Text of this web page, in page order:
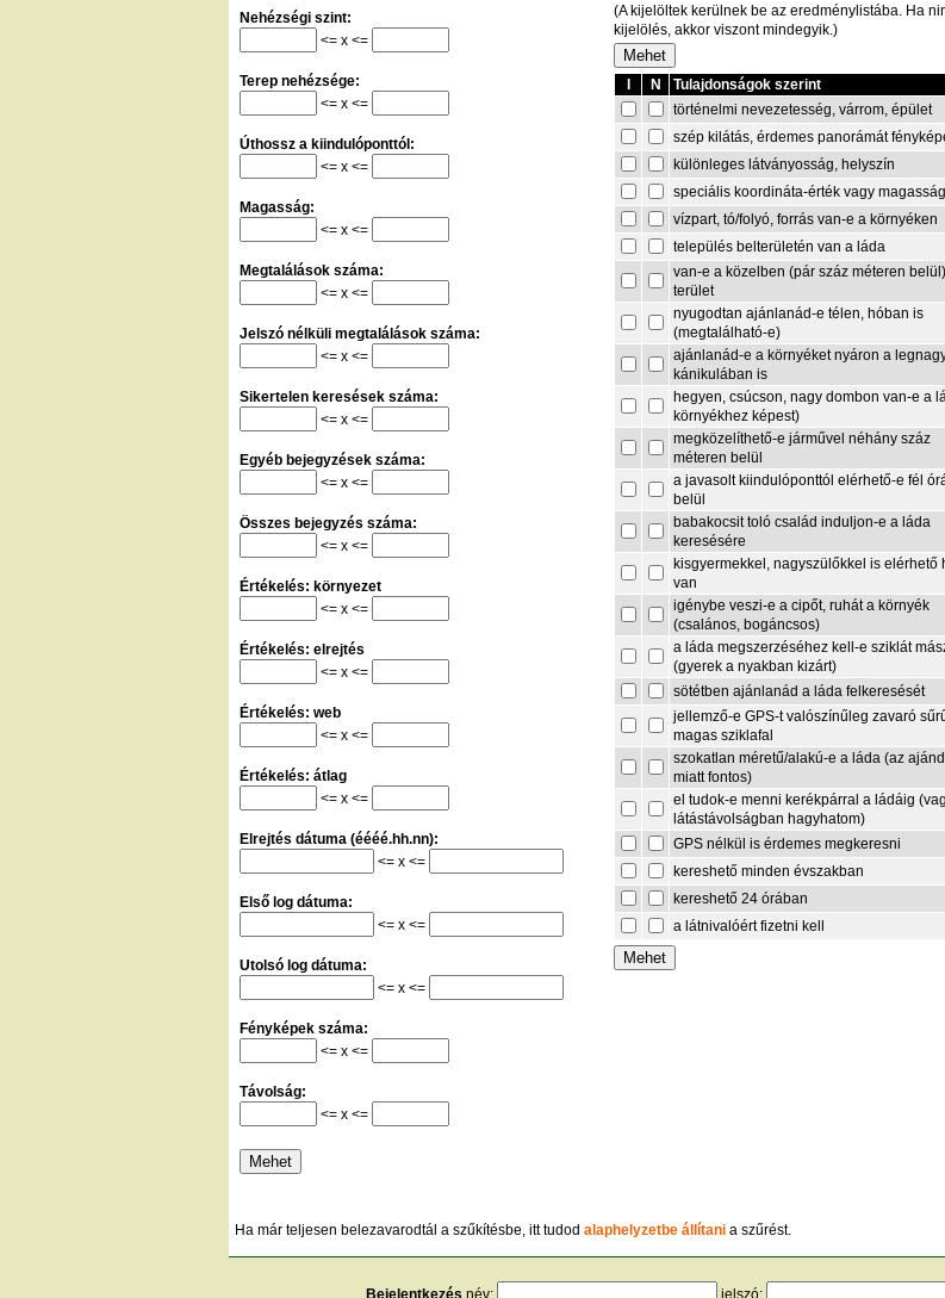
Nehézségi szint:
<= x <=
Terep nehézsége:
<= x <=
Úthossz a kiindulóponttól:
<= x <=
Magasság:
<= x <=
Megtalálások száma:
<= x <=
Jelszó nélküli megtalálások száma:
<= x <=
Sikertelen keresések száma:
<= x <=
Egyéb bejegyzések száma:
<= x <=
Összes bejegyzés száma:
<= x <=
Értékelés: környezet
<= x <=
Értékelés: elrejtés
<= x <=
Értékelés: web
<= x <=
Értékelés: átlag
<= x <=
Elrejtés dátuma (éééé.hh.nn):
<= x <=
Első log dátuma:
<= x <=
Utolsó log dátuma:
<= x <=
Fényképek száma:
<= x <=
Távolság:
<= x <=
(A kijelöltek kerülnek be az eredménylistába. Ha
kijelölés, akkor viszont mindegyik.)
N
Tulajdonságok szerint
történelmi nevezetesség, várrom, épület
szép kilátás, érdemes panorámát
különleges látványosság, helyszín
speciális koordináta-érték vagy magasság
vízpart, tó/folyó, forrás van-e a környéken
település belterületén van a láda
van-e a közelben (pár száz méteren
terület
nyugodtan ajánlanád-e télen, hóban is
(megtalálható-e)
ajánlanád-e a környéket nyáron a
kánikulában is
hegyen, csúcson, nagy dombon van-e a
környékhez képest)
megközelíthető-e járművel néhány száz
méteren belül
a javasolt kiindulóponttól elérhető-e fél
belül
babakocsit toló család induljon-e a láda
keresésére
kisgyermekkel, nagyszülőkkel is elérhető
van
igénybe veszi-e a cipőt, ruhát a környék
(csalános, bogáncsos)
a láda megszerzéséhez kell-e sziklát
(gyerek a nyakban kizárt)
sötétben ajánlanád a láda felkeresését
jellemző-e GPS-t valószínűleg zavaró
magas sziklafal
szokatlan méretű/alakú-e a láda (az
miatt fontos)
el tudok-e menni kerékpárral a ládáig
látástávolságban hagyhatom)
GPS nélkül is érdemes megkeresni
kereshető minden évszakban
kereshető 24 órában
a látnivalóért fizetni kell
Ha már teljesen belezavarodtál a szűkítésbe, itt tudod alaphelyzetbe állítani a szűrést.
Bejelentkezés név: jelszó: